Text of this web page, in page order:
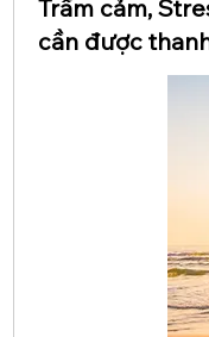
Trầm cảm,
cần được